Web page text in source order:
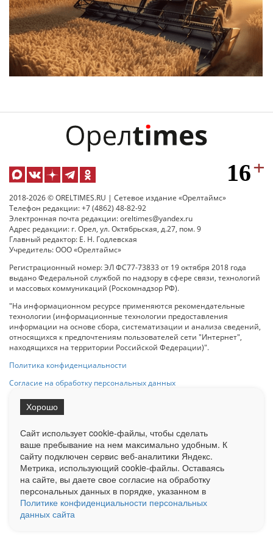
2018-2026 © ORELTIMES.RU | Сетевое издание «Орелтаймс»
Телефон редакции: +7 (4862) 48-82-92
Электронная почта редакции: oreltimes@yandex.ru
Адрес редакции: г. Орел, ул. Октябрьская, д.27, пом. 9
Главный редактор: Е. Н. Годлевская
Учредитель: ООО «Орелтаймс»
Регистрационный номер: ЭЛ ФС77-73833 от 19 октября 2018 года
выдано Федеральной службой по надзору в сфере связи, технологий
и массовых коммуникаций (Роскомнадзор РФ).
"На информационном ресурсе применяются рекомендательные
технологии (информационные технологии предоставления
информации на основе сбора, систематизации и анализа сведений,
относящихся к предпочтениям пользователей сети "Интернет",
находящихся на территории Российской Федерации)".
Политика конфиденциальности
Согласие на обработку персональных данных
на Сетевое издание «ОрелТаймс» обязательна.
Ограниченная статистика посещаемости доступна на сайте
Liveinternet.ru . Подробная статистика для рекламодателей по запросу
у менеджера.
Реклама Документы О нас Контакты
Сайт использует cookie-файлы, чтобы сделать
ваше пребывание на нем максимально удобным. К
cайту подключен сервис веб-аналитики Яндекс.
Метрика, использующий cookie-файлы. Оставаясь
на сайте, вы даете свое согласие на обработку
персональных данных в порядке, указанном в
Политике конфиденциальности персональных
данных сайта
Хорошо